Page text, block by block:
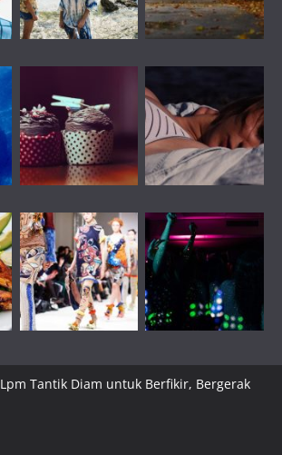
Lpm Tantik Diam untuk Berfikir, Bergerak